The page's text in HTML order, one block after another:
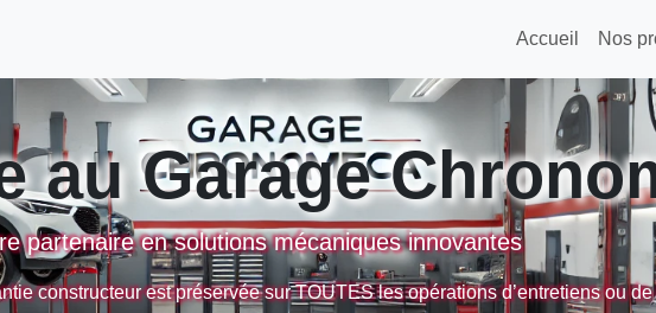
Accueil Nos
au Garage
partenaire en solutions mécaniques innovantes
constructeur est préservée sur TOUTES les opérations d’entretiens ou